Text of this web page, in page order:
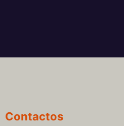
Contactos